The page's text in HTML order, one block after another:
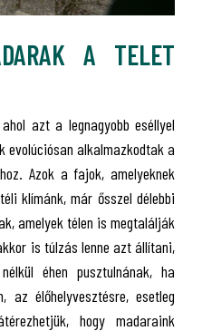
A TELET
azt a legnagyobb eséllyel
evolúciósan alkalmazkodtak a
Azok a fajok, amelyeknek
klímánk, már ősszel délebbi
amelyek télen is megtalálják
is túlzás lenne azt állítani,
éhen pusztulnának, ha
az élőhelyvesztésre, esetleg
hogy madaraink